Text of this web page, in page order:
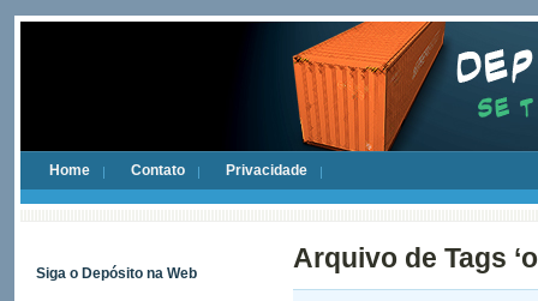
Home Contato Privacidade
Siga o Depósito na Web
Arquivo de Tags